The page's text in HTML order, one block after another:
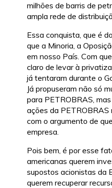
milhões de barris de
ampla rede de
Essa conquista, que é
que a Minoria, a
em nosso País. Com
claro de levar à
já tentaram durante o
Já propuseram não só
para PETROBRAS,
ações da PETROBRAS
com o argumento de
empresa.
Pois bem, é por esse
americanas querem
supostos acionistas da
querem recuperar